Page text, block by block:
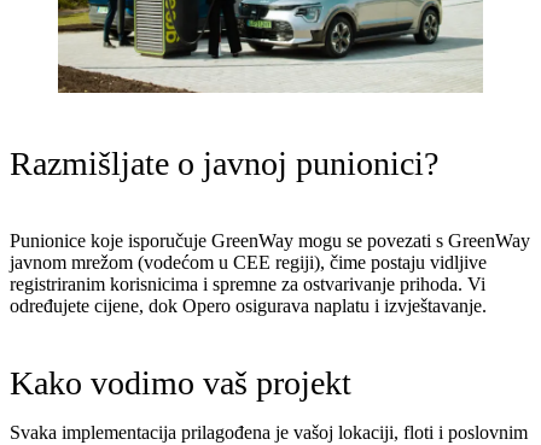
Razmišljate o javnoj punionici?
Punionice koje isporučuje GreenWay mogu se povezati s GreenWay
javnom mrežom (vodećom u CEE regiji), čime postaju vidljive
registriranim korisnicima i spremne za ostvarivanje prihoda. Vi
određujete cijene, dok Opero osigurava naplatu i izvještavanje.
Kako vodimo vaš projekt
Svaka implementacija prilagođena je vašoj lokaciji, floti i poslovnim